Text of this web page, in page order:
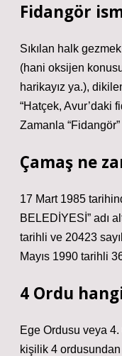
Fidangör
Sıkılan halk
(hani oksijen
harikayız ya.),
“Hatçek, Avur’daki
Zamanla
Çamaş ne
17 Mart 1985
BELEDİYESİ” adı
tarihli ve 20423
Mayıs 1990 tarihli
4 Ordu
Ege Ordusu veya
kişilik 4